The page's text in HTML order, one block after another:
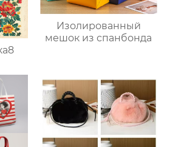
Изолированный
мешок из спанбонда